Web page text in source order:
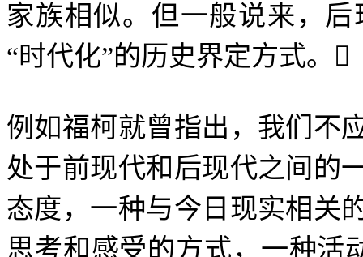
家族相似。但一般说来，
“时代化”的历史界定方式。 
例如福柯就曾指出，我们不
处于前现代和后现代之间的
态度，一种与今日现实相关
思考和感受的方式，一种活